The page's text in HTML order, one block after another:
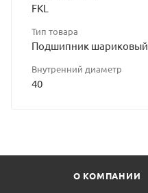
FKL
Тип товара
Подшипник шариковый
Внутренний диаметр
40
О КОМПАНИИ